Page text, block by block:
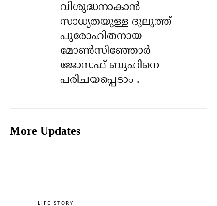
വിശുദ്ധനാകാൻ
സാധ്യതയുള്ള ദുലുത്ത്
പുരോഹിതനായ
മോൺസിഞ്ഞോർ
ജോസഫ് ബുഹിനെ
പരിചയപ്പെടാം .
More Updates
LIFE STORY